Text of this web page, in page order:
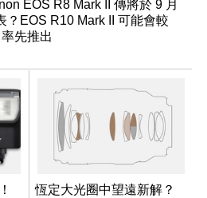
EOS R8 Mark II 傳將於 9 月
？EOS R10 Mark II 可能會較
先推出
恆定大光圈中望遠新解？